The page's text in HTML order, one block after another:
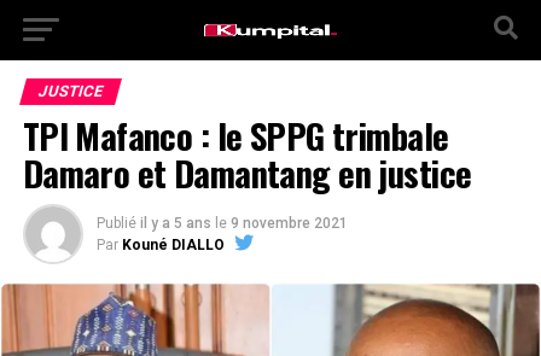
JUSTICE
TPI Mafanco : le SPPG trimbale
Damaro et Damantang en justice
Publié il y a 5 ans le 9 novembre 2021
Par Kouné DIALLO